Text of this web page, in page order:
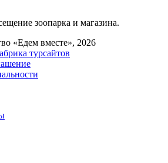
зоопарка и магазина.
«Едем вместе», 2026
турсайтов